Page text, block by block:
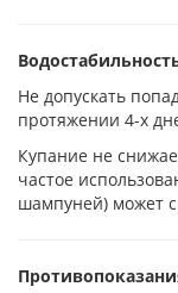
Не допускать
протяжении 4-х
Купание не
частое
шампуней) может